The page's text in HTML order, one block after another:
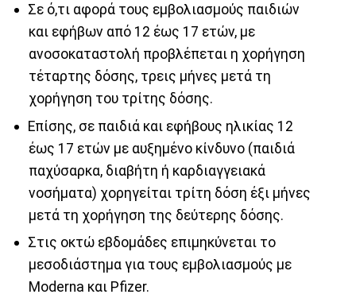
Σε ό,τι αφορά τους εμβολιασμούς παιδιών
και εφήβων από 12 έως 17 ετών, με
ανοσοκαταστολή προβλέπεται η χορήγηση
τέταρτης δόσης, τρεις μήνες μετά τη
χορήγηση του τρίτης δόσης.
Επίσης, σε παιδιά και εφήβους ηλικίας 12
έως 17 ετών με αυξημένο κίνδυνο (παιδιά
παχύσαρκα, διαβήτη ή καρδιαγγειακά
νοσήματα) χορηγείται τρίτη δόση έξι μήνες
μετά τη χορήγηση της δεύτερης δόσης.
Στις οκτώ εβδομάδες επιμηκύνεται το
μεσοδιάστημα για τους εμβολιασμούς με
Moderna και Pfizer.